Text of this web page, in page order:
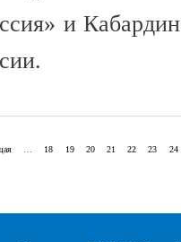
и
18 19 20 21 22 23 24